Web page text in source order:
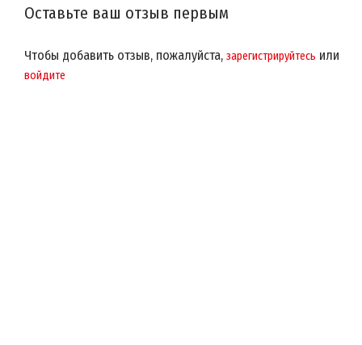
Оставьте ваш отзыв первым
Чтобы добавить отзыв, пожалуйста, зарегистрируйтесь или
войдите